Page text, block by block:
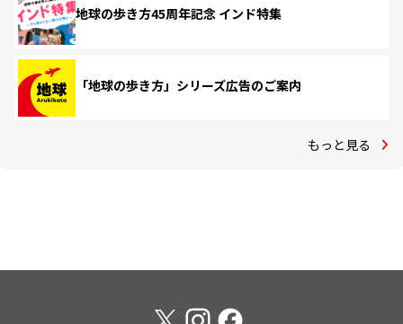
地球の歩き方45周年記念 インド特集
「地球の歩き方」シリーズ広告のご案内
もっと見る